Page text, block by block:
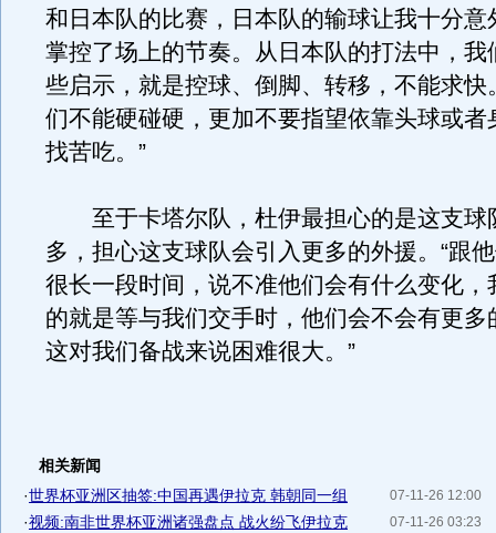
和日本队的比赛，日本队的输球让我十分意
掌控了场上的节奏。从日本队的打法中，我
些启示，就是控球、倒脚、转移，不能求快
们不能硬碰硬，更加不要指望依靠头球或者
找苦吃。”
至于卡塔尔队，杜伊最担心的是这支球
多，担心这支球队会引入更多的外援。“跟
很长一段时间，说不准他们会有什么变化，
的就是等与我们交手时，他们会不会有更多
这对我们备战来说困难很大。”
相关新闻
07-11-26 12:00
·世界杯亚洲区抽签:中国再遇伊拉克 韩朝同一组
07-11-26 03:23
·视频:南非世界杯亚洲诸强盘点 战火纷飞伊拉克